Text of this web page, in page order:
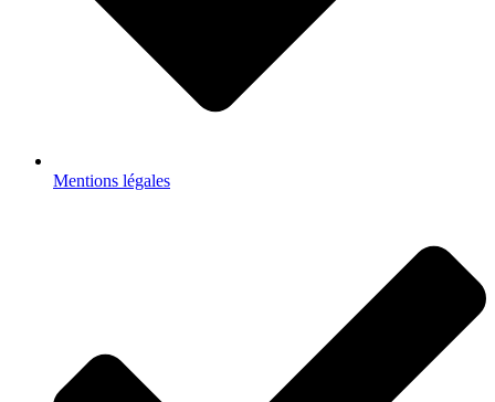
Mentions légales